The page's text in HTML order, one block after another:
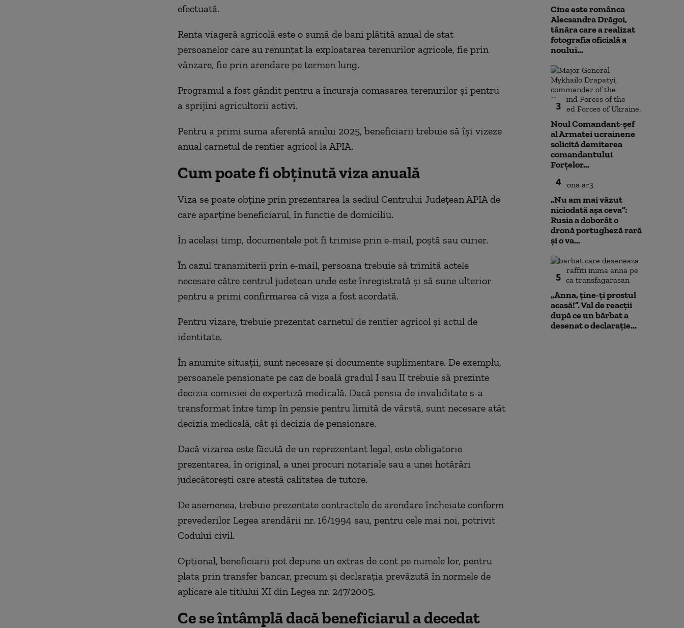
efectuată.
Renta viageră agricolă este o sumă de bani plătită anual de stat
persoanelor care au renunțat la exploatarea terenurilor agricole, fie prin
vânzare, fie prin arendare pe termen lung.
Programul a fost gândit pentru a încuraja comasarea terenurilor și pentru
a sprijini agricultorii activi.
Pentru a primi suma aferentă anului 2025, beneficiarii trebuie să își vizeze
anual carnetul de rentier agricol la APIA.
Cum poate fi obținută viza anuală
Viza se poate obține prin prezentarea la sediul Centrului Județean APIA de
care aparține beneficiarul, în funcție de domiciliu.
În același timp, documentele pot fi trimise prin e-mail, poștă sau curier.
În cazul transmiterii prin e-mail, persoana trebuie să trimită actele
necesare către centrul județean unde este înregistrată și să sune ulterior
pentru a primi confirmarea că viza a fost acordată.
Pentru vizare, trebuie prezentat carnetul de rentier agricol și actul de
identitate.
În anumite situații, sunt necesare și documente suplimentare. De exemplu,
persoanele pensionate pe caz de boală gradul I sau II trebuie să prezinte
decizia comisiei de expertiză medicală. Dacă pensia de invaliditate s-a
transformat între timp în pensie pentru limită de vârstă, sunt necesare atât
decizia medicală, cât și decizia de pensionare.
Dacă vizarea este făcută de un reprezentant legal, este obligatorie
prezentarea, în original, a unei procuri notariale sau a unei hotărâri
judecătorești care atestă calitatea de tutore.
De asemenea, trebuie prezentate contractele de arendare încheiate conform
prevederilor Legea arendării nr. 16/1994 sau, pentru cele mai noi, potrivit
Codului civil.
Opțional, beneficiarii pot depune un extras de cont pe numele lor, pentru
plata prin transfer bancar, precum și declarația prevăzută în normele de
aplicare ale titlului XI din Legea nr. 247/2005.
Ce se întâmplă dacă beneficiarul a decedat
Cine este românca
Alecsandra Drăgoi,
tânăra care a realizat
fotografia oficială a
noului...
3
Noul Comandant-șef
al Armatei ucrainene
solicită demiterea
comandantului
Forțelor...
4
„Nu am mai văzut
niciodată așa ceva”:
Rusia a doborât o
dronă portugheză rară
și o va...
5
„Anna, ţine-ţi prostul
acasă!”. Val de reacții
după ce un bărbat a
desenat o declarație...